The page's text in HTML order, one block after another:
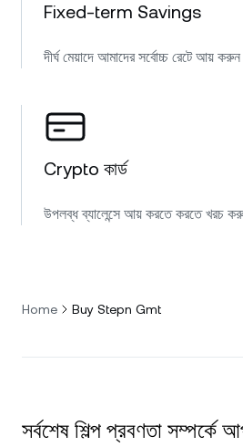
Fixed-term Savings
দীর্ঘ মেয়াদে আমাদের সর্বোচ্চ রেটে আয়
Crypto কার্ড
উপলব্ধ ব্যালেন্সে আয় করতে করতে খরচ
Home Buy Stepn Gmt
সর্বশেষ শিল্প প্রবণতা সম্পর্কে